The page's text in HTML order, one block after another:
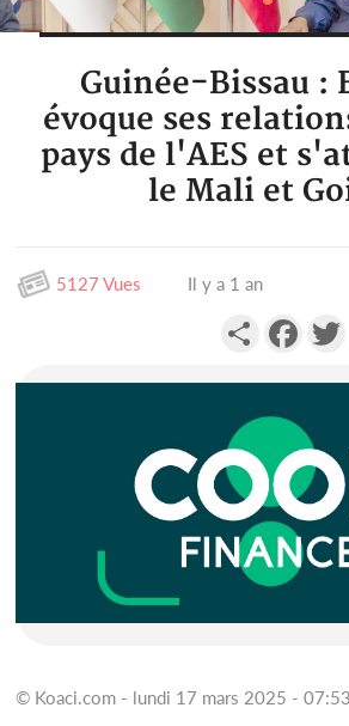
Guinée-Bissau :
évoque ses
pays de l'AES et
le Mali et
5127 Vues Il y a 1 an
Partager
© Koaci.com - lundi 17 mars 2025 - 07:53